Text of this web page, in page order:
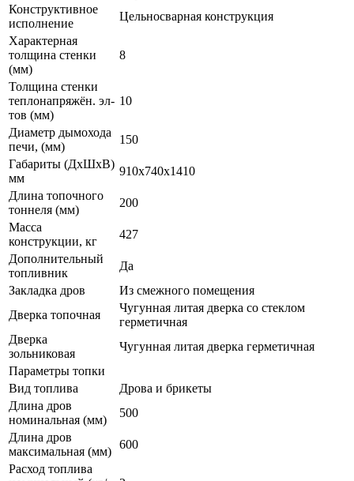
Конструктивное
исполнение
Цельносварная конструкция
Характерная
толщина стенки
(мм)
8
Толщина стенки
теплонапряжён. эл-
тов (мм)
10
Диаметр дымохода
печи, (мм)
150
Габариты (ДхШхВ)
мм
910х740х1410
Длина топочного
тоннеля (мм)
200
Масса
конструкции, кг
427
Дополнительный
топливник
Да
Закладка дров
Из смежного помещения
Дверка топочная
Чугунная литая дверка со стеклом
герметичная
Дверка
зольниковая
Чугунная литая дверка герметичная
Параметры топки
Вид топлива
Дрова и брикеты
Длина дров
номинальная (мм)
500
Длина дров
максимальная (мм)
600
Расход топлива